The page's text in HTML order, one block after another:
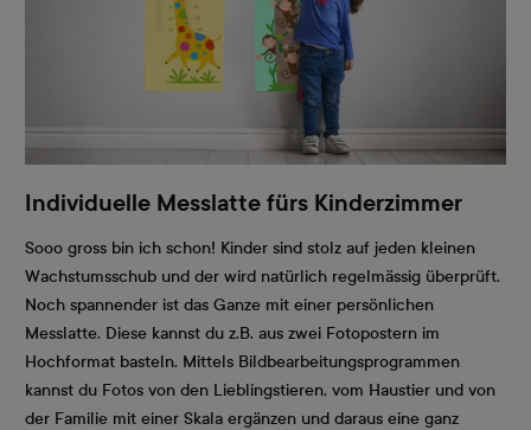
Individuelle Messlatte fürs Kinderzimmer
Sooo gross bin ich schon! Kinder sind stolz auf jeden kleinen
Wachstumsschub und der wird natürlich regelmässig überprüft.
Noch spannender ist das Ganze mit einer persönlichen
Messlatte. Diese kannst du z.B. aus zwei Fotopostern im
Hochformat basteln. Mittels Bildbearbeitungsprogrammen
kannst du Fotos von den Lieblingstieren, vom Haustier und von
der Familie mit einer Skala ergänzen und daraus eine ganz